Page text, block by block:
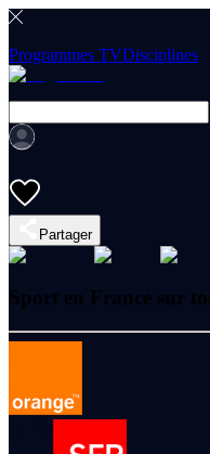
Programmes TVDisciplines
Partager
Sport en France sur